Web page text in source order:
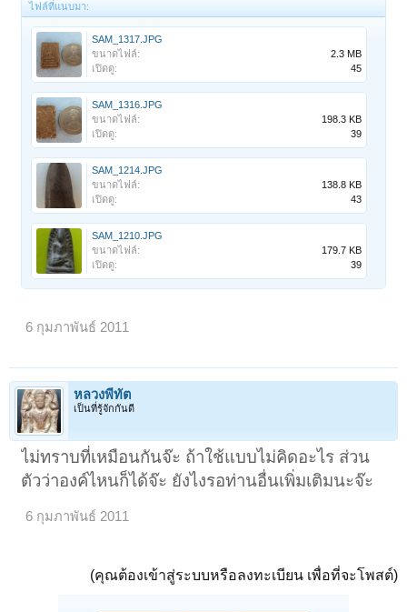
ไฟล์ที่แนบมา:
SAM_1317.JPG
ขนาดไฟล์:
2.3 MB
เปิดดู:
45
SAM_1316.JPG
ขนาดไฟล์:
198.3 KB
เปิดดู:
39
SAM_1214.JPG
ขนาดไฟล์:
138.8 KB
เปิดดู:
43
SAM_1210.JPG
ขนาดไฟล์:
179.7 KB
เปิดดู:
39
6 กุมภาพันธ์ 2011
หลวงพี่ทัต
เป็นที่รู้จักกันดี
ไม่ทราบที่เหมือนกันจ๊ะ ถ้าใช้แบบไม่คิดอะไร ส่วน
ตัวว่าองค์ไหนก็ได้จ๊ะ ยังไงรอท่านอื่นเพิ่มเติมนะจ๊ะ
6 กุมภาพันธ์ 2011
(คุณต้องเข้าสู่ระบบหรือลงทะเบียน เพื่อที่จะโพสต์)